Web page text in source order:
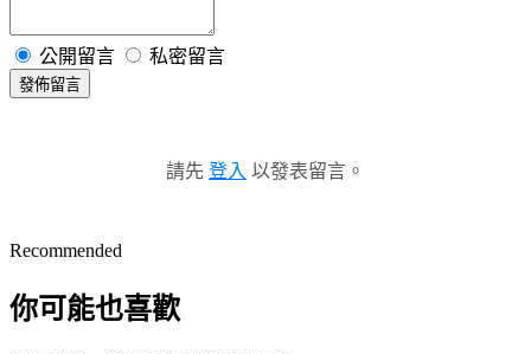
公開留言 私密留言
發佈留言
請先 登入 以發表留言。
Recommended
你可能也喜歡